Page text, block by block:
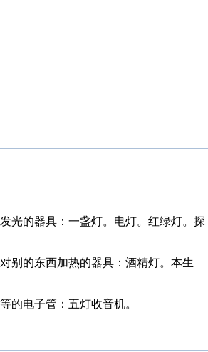
光的器具：一盏灯。电灯。红绿灯。探
别的东西加热的器具：酒精灯。本生
的电子管：五灯收音机。